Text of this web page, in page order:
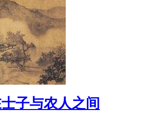
子与农人之间